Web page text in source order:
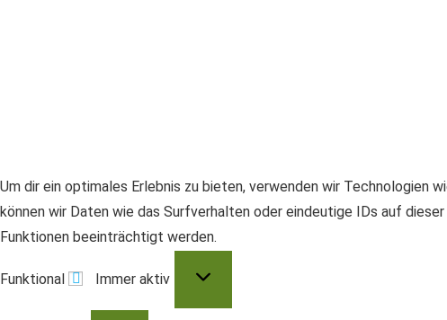
Um dir ein optimales Erlebnis zu bieten, verwenden wir Technologien
können wir Daten wie das Surfverhalten oder eindeutige IDs auf
Funktionen beeinträchtigt werden.
Funktional Immer aktiv